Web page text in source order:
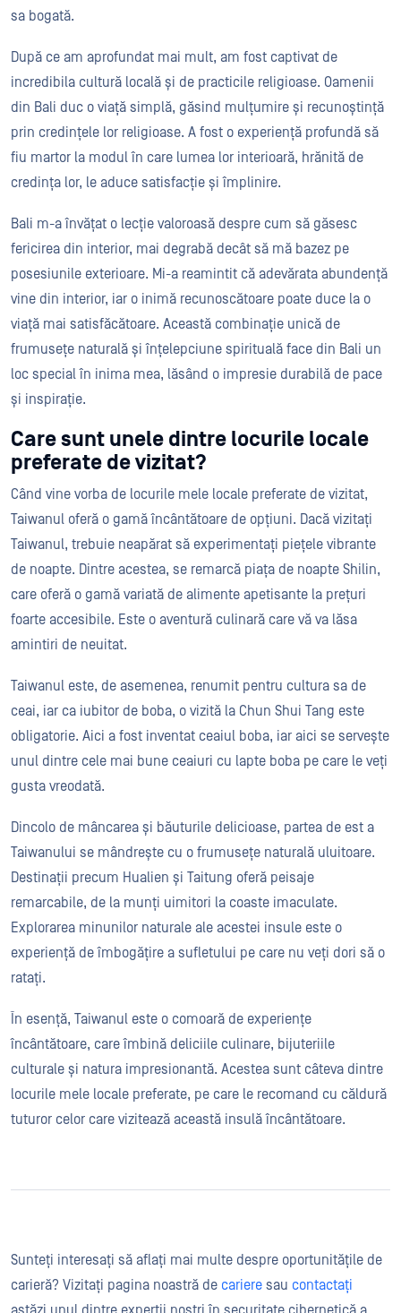
sa bogată.
După ce am aprofundat mai mult, am fost captivat de
incredibila cultură locală și de practicile religioase. Oamenii
din Bali duc o viață simplă, găsind mulțumire și recunoștință
prin credințele lor religioase. A fost o experiență profundă să
fiu martor la modul în care lumea lor interioară, hrănită de
credința lor, le aduce satisfacție și împlinire.
Bali m-a învățat o lecție valoroasă despre cum să găsesc
fericirea din interior, mai degrabă decât să mă bazez pe
posesiunile exterioare. Mi-a reamintit că adevărata abundență
vine din interior, iar o inimă recunoscătoare poate duce la o
viață mai satisfăcătoare. Această combinație unică de
frumusețe naturală și înțelepciune spirituală face din Bali un
loc special în inima mea, lăsând o impresie durabilă de pace
și inspirație.
Care sunt unele dintre locurile locale
preferate de vizitat?
Când vine vorba de locurile mele locale preferate de vizitat,
Taiwanul oferă o gamă încântătoare de opțiuni. Dacă vizitați
Taiwanul, trebuie neapărat să experimentați piețele vibrante
de noapte. Dintre acestea, se remarcă piața de noapte Shilin,
care oferă o gamă variată de alimente apetisante la prețuri
foarte accesibile. Este o aventură culinară care vă va lăsa
amintiri de neuitat.
Taiwanul este, de asemenea, renumit pentru cultura sa de
ceai, iar ca iubitor de boba, o vizită la Chun Shui Tang este
obligatorie. Aici a fost inventat ceaiul boba, iar aici se servește
unul dintre cele mai bune ceaiuri cu lapte boba pe care le veți
gusta vreodată.
Dincolo de mâncarea și băuturile delicioase, partea de est a
Taiwanului se mândrește cu o frumusețe naturală uluitoare.
Destinații precum Hualien și Taitung oferă peisaje
remarcabile, de la munți uimitori la coaste imaculate.
Explorarea minunilor naturale ale acestei insule este o
experiență de îmbogățire a sufletului pe care nu veți dori să o
ratați.
În esență, Taiwanul este o comoară de experiențe
încântătoare, care îmbină deliciile culinare, bijuteriile
culturale și natura impresionantă. Acestea sunt câteva dintre
locurile mele locale preferate, pe care le recomand cu căldură
tuturor celor care vizitează această insulă încântătoare.
Sunteți interesați să aflați mai multe despre oportunitățile de
carieră? Vizitați pagina noastră de cariere sau contactați